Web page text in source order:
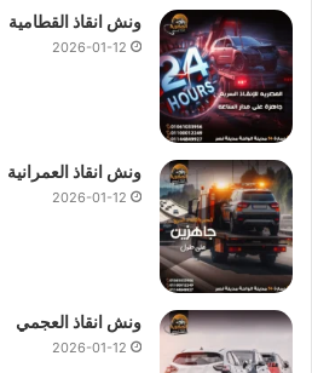
ونش انقاذ القطامية
2026-01-12
ونش انقاذ العمرانية
2026-01-12
ونش انقاذ العجمي
2026-01-12